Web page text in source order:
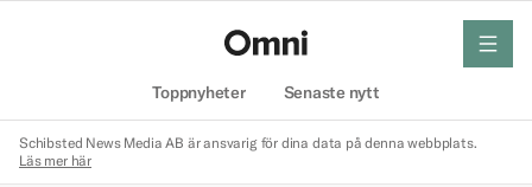
Toppnyheter Senaste nytt
meny
Schibsted News Media AB är ansvarig för dina data på denna webbplats.
Läs mer här